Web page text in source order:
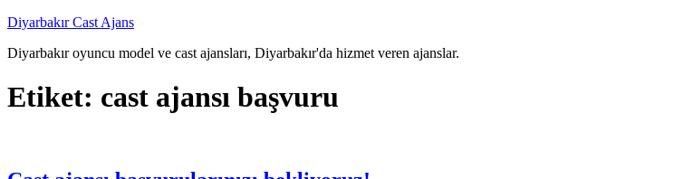
İçeriğe
Diyarbakır Cast Ajans
Diyarbakır oyuncu model ve cast ajansları, Diyarbakır'da hizmet veren ajanslar.
Etiket: cast ajansı başvuru